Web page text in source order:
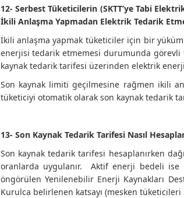
12- Serbest Tüketicilerin (SKTT’ye Tabi
İkili Anlaşma Yapmadan Elektrik Tedarik
İkili anlaşma yapmak tüketiciler için bir
enerjisi tedarik etmemesi durumunda görevli
kaynak tedarik tarifesi üzerinden elektrik
Son kaynak limiti geçilmesine rağmen ikili
tüketiciyi otomatik olarak son kaynak tedarik
13- Son Kaynak Tedarik Tarifesi Nasıl
Son kaynak tedarik tarifesi hesaplanırken
oranlarda uygulanır. Aktif enerji bedeli ise
öngörülen Yenilenebilir Enerji Kaynakları
Kurulca belirlenen katsayı (mesken